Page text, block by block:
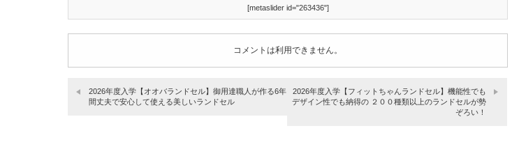
[metaslider id="263436"]
コメントは利用できません。
2026年度入学【オオバランドセル】御用達職人が作る6年
間丈夫で安心して使える美しいランドセル
2026年度入学【フィットちゃんランドセル】機能性でも
デザイン性でも納得の ２００種類以上のランドセルが勢
ぞろい！